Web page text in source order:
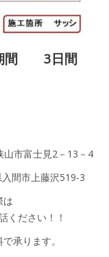
間 3日間
市富士見2－13－4
間市上藤沢519-3
は
ください！！
承ります。